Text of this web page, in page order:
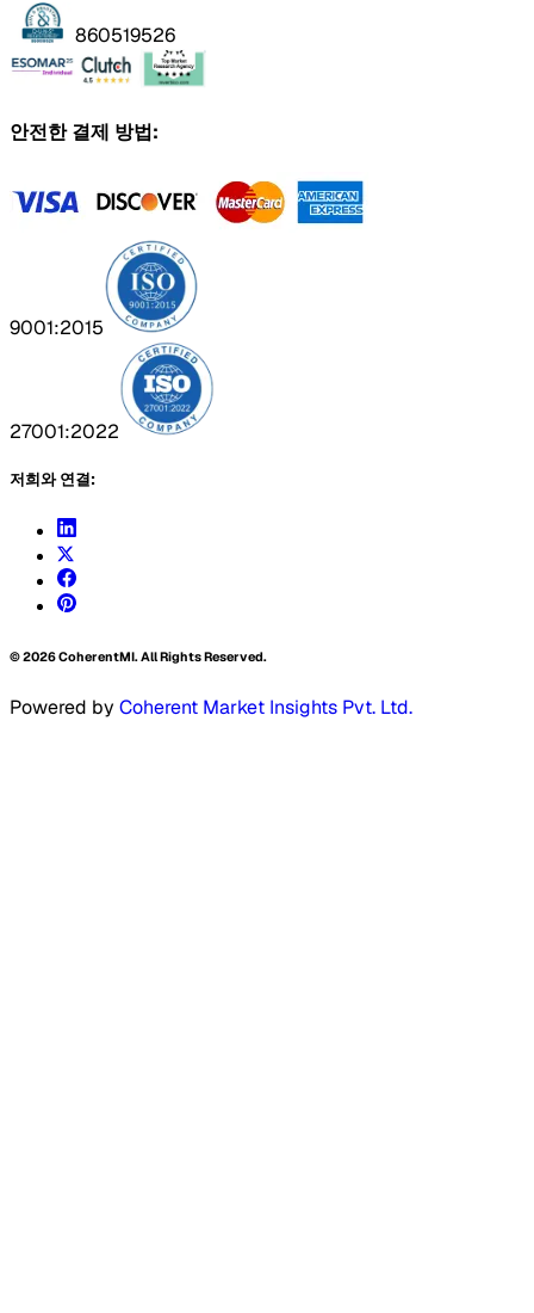
860519526
안전한 결제 방법:
9001:2015
27001:2022
저희와 연결:
©2026CoherentMI. All Rights Reserved.
Powered by Coherent Market Insights Pvt. Ltd.